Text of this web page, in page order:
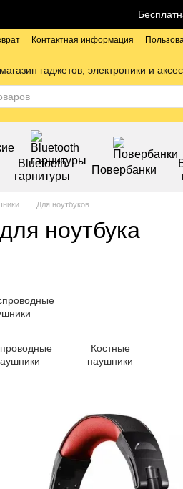
Контактная информация
гаджетов, электроники и
Bluetooth
гарнитуры
Повербанки
Для ноутбуков
ноутбука
Костные
наушники